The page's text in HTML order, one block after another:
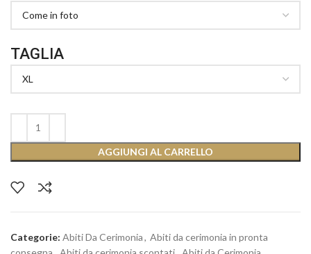
TAGLIA
AGGIUNGI AL CARRELLO
Categorie: Abiti Da Cerimonia, Abiti da cerimonia in pronta